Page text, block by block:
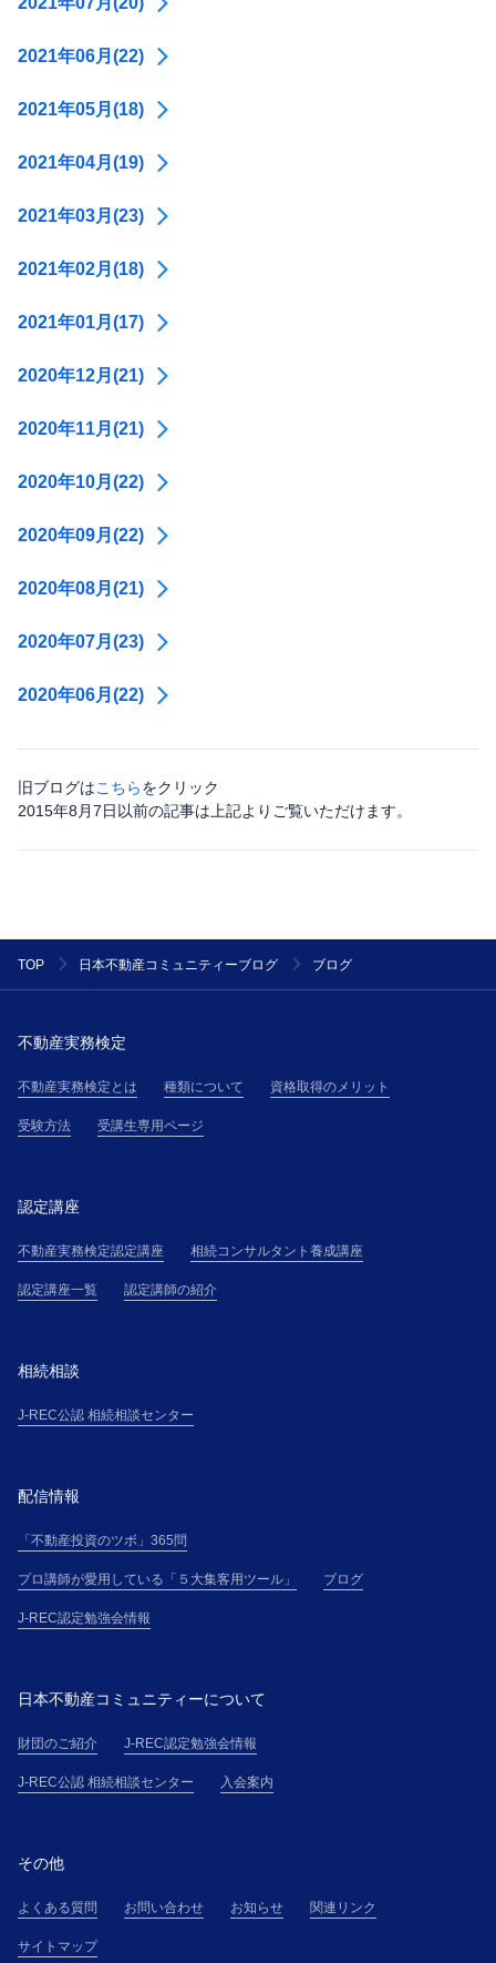
2021年06月(22)
2021年05月(18)
2021年04月(19)
2021年03月(23)
2021年02月(18)
2021年01月(17)
2020年12月(21)
2020年11月(21)
2020年10月(22)
2020年09月(22)
2020年08月(21)
2020年07月(23)
2020年06月(22)
旧ブログはこちらをクリック
2015年8月7日以前の記事は上記よりご覧いただけます。
TOP 日本不動産コミュニティーブログ ブログ
不動産実務検定
不動産実務検定とは 種類について 資格取得のメリット
受験方法 受講生専用ページ
認定講座
不動産実務検定認定講座 相続コンサルタント養成講座
認定講座一覧 認定講師の紹介
相続相談
J-REC公認 相続相談センター
配信情報
「不動産投資のツボ」365問
プロ講師が愛用している「５大集客用ツール」 ブログ
J-REC認定勉強会情報
日本不動産コミュニティーについて
財団のご紹介 J-REC認定勉強会情報
J-REC公認 相続相談センター 入会案内
その他
よくある質問 お問い合わせ お知らせ 関連リンク
サイトマップ